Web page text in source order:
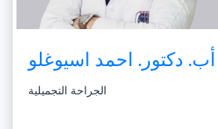
أب. دكتور. احمد اسيوغلو
الجراحة التجميلية